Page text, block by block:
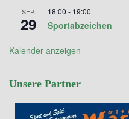
SEP.
29
18:00 - 19:00
Sportabzeichen
Kalender anzeigen
Unsere Partner